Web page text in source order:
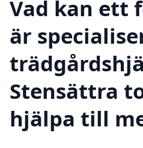
Vad kan ett
är
Stensättra
hjälpa till